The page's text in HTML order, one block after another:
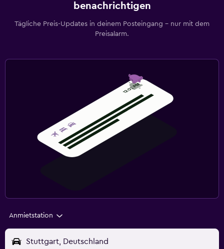
benachrichtigen
Tägliche Preis-Updates in deinem Posteingang – nur mit dem
Preisalarm.
Anmietstation
Stuttgart, Deutschland